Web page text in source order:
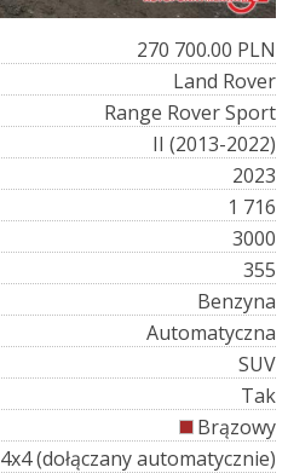
270 700.00 PLN
Land Rover
Range Rover Sport
II (2013-2022)
2023
1 716
3000
355
Benzyna
Automatyczna
SUV
Tak
Brązowy
4x4 (dołączany automatycznie)